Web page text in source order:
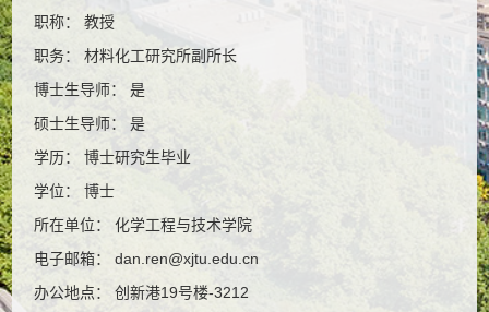
职称： 教授
职务： 材料化工研究所副所长
博士生导师： 是
硕士生导师： 是
学历： 博士研究生毕业
学位： 博士
所在单位： 化学工程与技术学院
电子邮箱：dan.ren@xjtu.edu.cn
办公地点： 创新港19号楼-3212